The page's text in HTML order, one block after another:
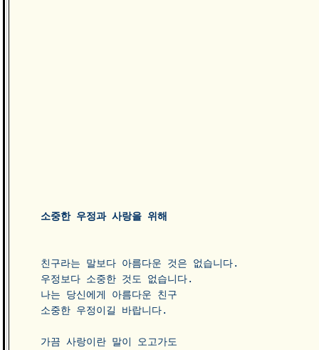
소중한 우정과 사랑을 위해
친구라는 말보다 아름다운 것은 없습니다.
우정보다 소중한 것도 없습니다.
나는 당신에게 아름다운 친구
소중한 우정이길 바랍니다.
가끔 사랑이란 말이 오고가도